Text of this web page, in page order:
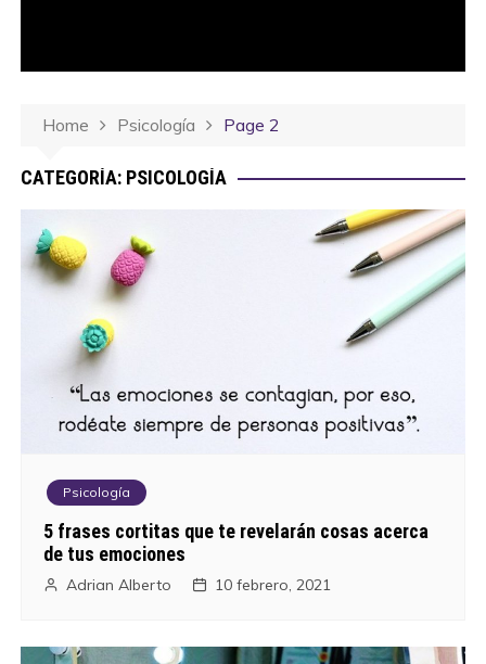
Home Psicología Page 2
CATEGORÍA: PSICOLOGÍA
Psicología
5 frases cortitas que te revelarán cosas acerca
de tus emociones
Adrian Alberto 10 febrero, 2021